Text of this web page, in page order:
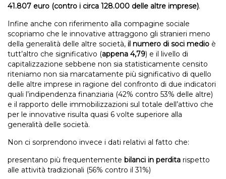
41.807 euro (contro i circa 128.000 delle altre imprese).
Infine anche con riferimento alla compagine sociale
scopriamo che le innovative attraggono gli stranieri meno
della generalità delle altre società, il numero di soci medio è
tutt’altro che significativo (appena 4,79) e il livello di
capitalizzazione sebbene non sia statisticamente censito
riteniamo non sia marcatamente più significativo di quello
delle altre imprese in ragione del confronto di due indicatori
quali l’indipendenza finanziaria (42% contro 53% delle altre)
e il rapporto delle immobilizzazioni sul totale dell’attivo che
per le innovative risulta quasi 6 volte superiore alla
generalità delle società.
Non ci sorprendono invece i dati relativi al fatto che:
presentano più frequentemente bilanci in perdita rispetto
alle attività tradizionali (56% contro il 31%)